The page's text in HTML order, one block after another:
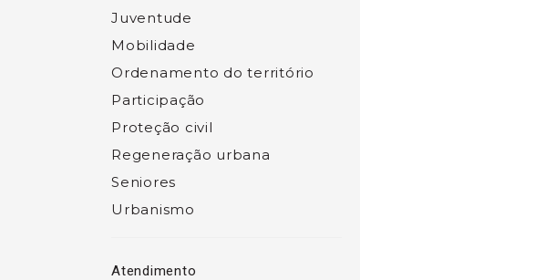
Juventude
Mobilidade
Ordenamento do território
Participação
Proteção civil
Regeneração urbana
Seniores
Urbanismo
Atendimento